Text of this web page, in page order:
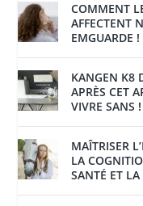
COMMENT
AFFECTENT
EMGUARDE !
KANGEN K8
APRÈS CET
VIVRE SANS !
MAÎTRISER
LA
SANTÉ ET